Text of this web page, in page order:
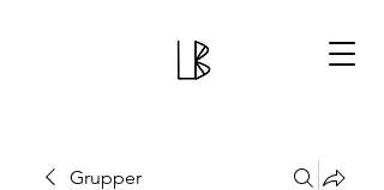
Grupper